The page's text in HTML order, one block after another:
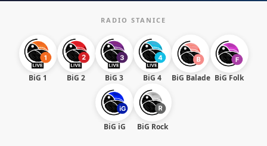
RADIO STANICE
BiG 1 BiG 2 BiG 3 BiG 4 BiG Balade BiG Folk
BiG iG BiG Rock